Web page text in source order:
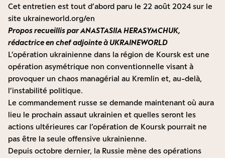
Cet entretien est tout d’abord paru le 22 août 2024 sur le
site ukraineworld.org/en
Propos recueillis par ANASTASIIA HERASYMCHUK,
rédactrice en chef adjointe à UKRAINEWORLD
L’opération ukrainienne dans la région de Koursk est une
opération asymétrique non conventionnelle visant à
provoquer un chaos managérial au Kremlin et, au-delà,
l’instabilité politique.
Le commandement russe se demande maintenant où aura
lieu le prochain assaut ukrainien et quelles seront les
actions ultérieures car l’opération de Koursk pourrait ne
pas être la seule offensive ukrainienne.
Depuis octobre dernier, la Russie mène des opérations